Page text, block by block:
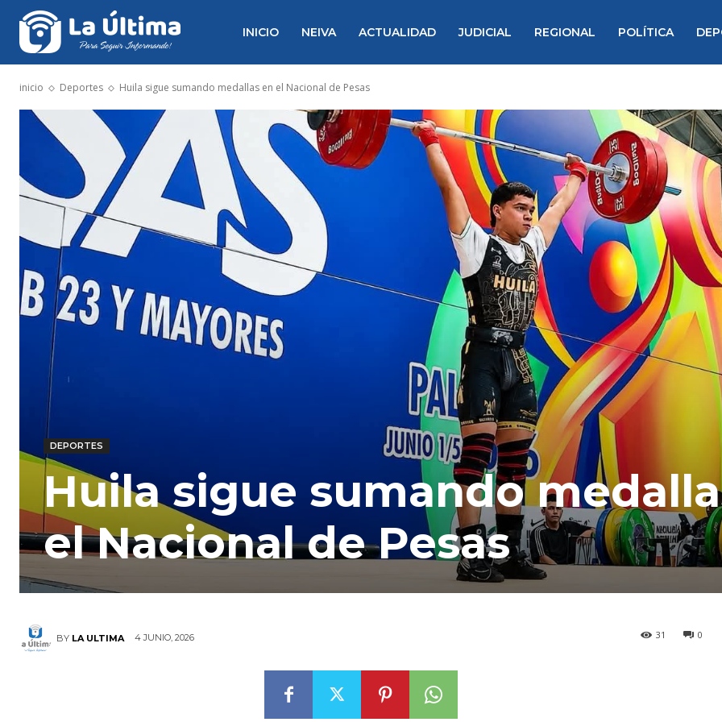
INICIO NEIVA ACTUALIDAD JUDICIAL REGIONAL POLÍTICA
inicio Deportes Huila sigue sumando medallas en el Nacional de Pesas
DEPORTES
Huila sigue sumando
el Nacional de Pesas
BY LA ULTIMA 4 JUNIO, 2026 0
31